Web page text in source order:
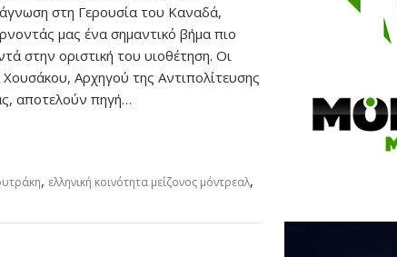
στη Γερουσία του Καναδά,
μας ένα σημαντικό βήμα πιο
στην οριστική του υιοθέτηση. Οι
Αρχηγού της Αντιπολίτευσης
αποτελούν πηγή…
, ελληνική κοινότητα μείζονος μόντρεαλ,